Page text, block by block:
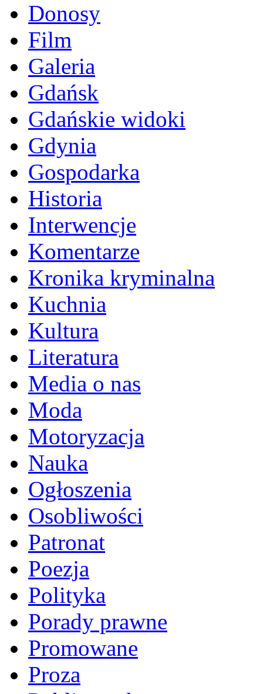
Donosy
Film
Galeria
Gdańsk
Gdańskie widoki
Gdynia
Gospodarka
Historia
Interwencje
Komentarze
Kronika kryminalna
Kuchnia
Kultura
Literatura
Media o nas
Moda
Motoryzacja
Nauka
Ogłoszenia
Osobliwości
Patronat
Poezja
Polityka
Porady prawne
Promowane
Proza